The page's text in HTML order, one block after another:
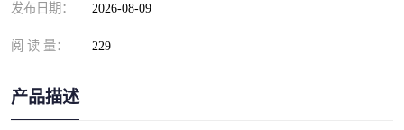
发布日期： 2026-08-09
阅 读 量： 229
产品描述